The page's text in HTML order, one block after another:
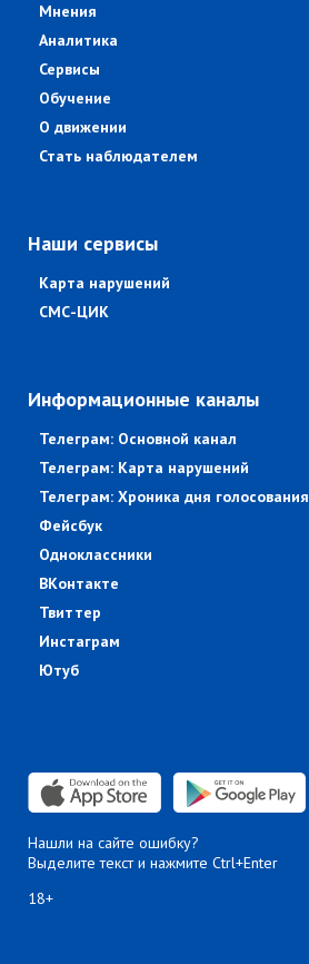
Мнения
Аналитика
Сервисы
Обучение
О движении
Стать наблюдателем
Наши сервисы
Карта нарушений
СМС-ЦИК
Информационные каналы
Телеграм: Основной канал
Телеграм: Карта нарушений
Телеграм: Хроника дня голосования
Фейсбук
Одноклассники
ВКонтакте
Твиттер
Инстаграм
Ютуб
Нашли на сайте ошибку?
Выделите текст и нажмите Ctrl+Enter
18+